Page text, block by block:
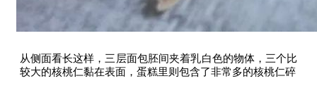
从侧面看长这样，三层面包胚间夹着乳白色的物体，三个比
较大的核桃仁黏在表面，蛋糕里则包含了非常多的核桃仁碎